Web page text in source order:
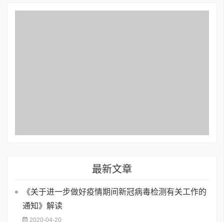
最新文章
《关于进一步做好疫情期间新冠病毒检测有关工作的
通知》解读
2020-04-20